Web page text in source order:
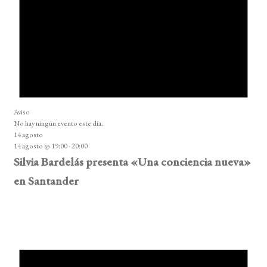
Aviso
No hay ningún evento este día.
14 agosto
14 agosto @ 19:00-20:00
Silvia Bardelás presenta «Una conciencia nueva»
en Santander